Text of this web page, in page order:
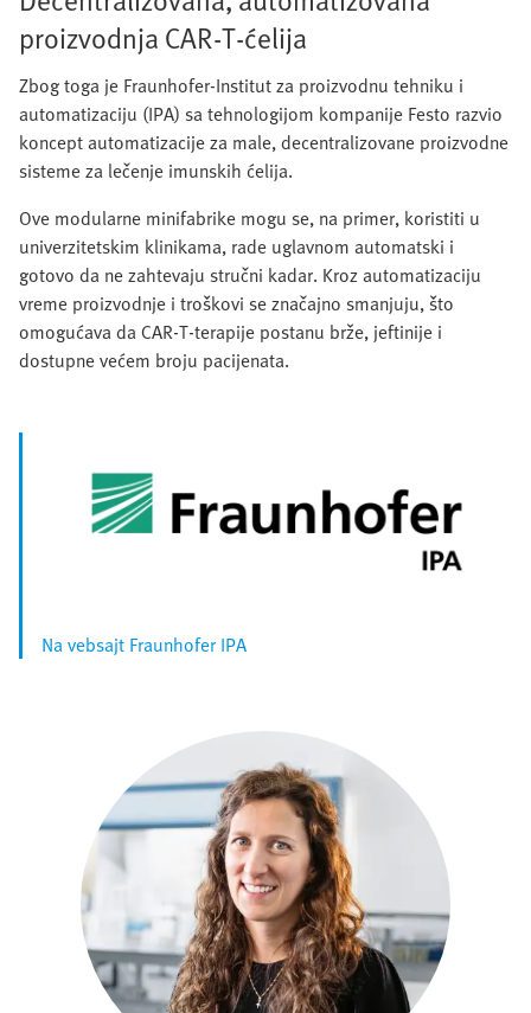
proizvodnja CAR‑T‑ćelija
Zbog toga je Fraunhofer‑Institut za proizvodnu tehniku i
automatizaciju (IPA) sa tehnologijom kompanije Festo razvio
koncept automatizacije za male, decentralizovane proizvodne
sisteme za lečenje imunskih ćelija.
Ove modularne minifabrike mogu se, na primer, koristiti u
univerzitetskim klinikama, rade uglavnom automatski i
gotovo da ne zahtevaju stručni kadar. Kroz automatizaciju
vreme proizvodnje i troškovi se značajno smanjuju, što
omogućava da CAR‑T‑terapije postanu brže, jeftinije i
dostupne većem broju pacijenata.
Na vebsajt Fraunhofer IPA